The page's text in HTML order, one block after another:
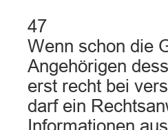
47
Wenn schon die
Angehörigen
erst recht bei
darf ein
Informationen